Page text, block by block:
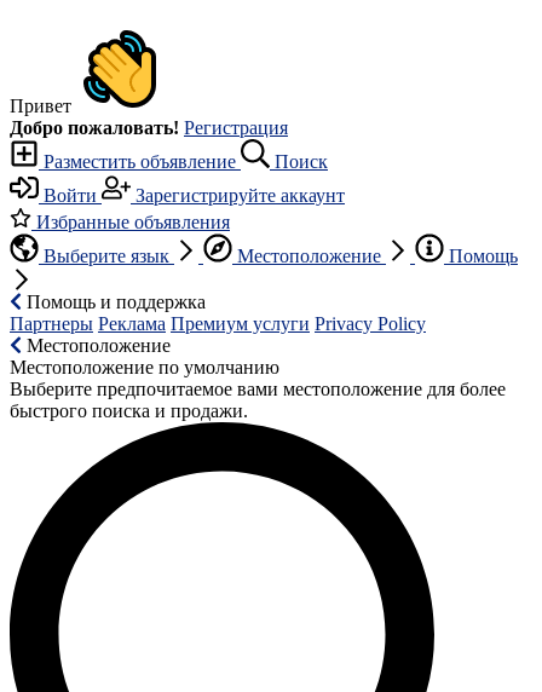
Привет
Добро пожаловать! Регистрация
Разместить объявление
Поиск
Войти
Зарегистрируйте аккаунт
Избранные объявления
Выберите язык
Местоположение Помощь
Помощь и поддержка
Партнеры Реклама Премиум услуги Privacy Policy
Местоположение
Местоположение по умолчанию
Выберите предпочитаемое вами местоположение для более
быстрого поиска и продажи.